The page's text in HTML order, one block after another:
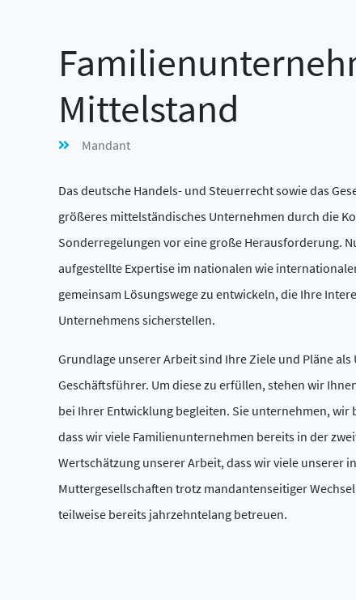
Mittelstand
Mandant
Das deutsche Handels- und Steuerrecht sowie das
größeres mittelständisches Unternehmen durch die
Sonderregelungen vor eine große Herausforderung.
aufgestellte Expertise im nationalen wie
gemeinsam Lösungswege zu entwickeln, die Ihre
Unternehmens sicherstellen.
Grundlage unserer Arbeit sind Ihre Ziele und Pläne
Geschäftsführer. Um diese zu erfüllen, stehen wir
bei Ihrer Entwicklung begleiten. Sie unternehmen, wir
dass wir viele Familienunternehmen bereits in der
Wertschätzung unserer Arbeit, dass wir viele unserer
Muttergesellschaften trotz mandantenseitiger
teilweise bereits jahrzehntelang betreuen.